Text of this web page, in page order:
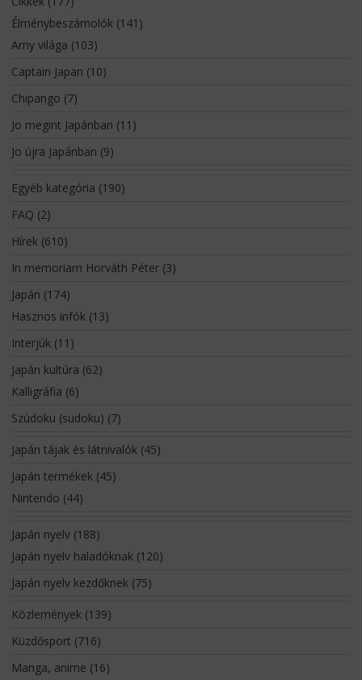
Élménybeszámolók(141)
Amy világa (103)
Captain Japan (10)
Chipango (7)
Jo megint Japánban (11)
Jo újra Japánban (9)
Egyéb kategória (190)
FAQ (2)
Hírek(610)
In memoriam Horváth Péter(3)
Japán (174)
Hasznos infók(13)
Interjúk(11)
Japán kultúra (62)
Kalligráfia (6)
Szúdoku (sudoku) (7)
Japán tájak és látnivalók(45)
Japán termékek(45)
Nintendo (44)
Japán nyelv(188)
Japán nyelv haladóknak(120)
Japán nyelv kezdőknek(75)
Közlemények(139)
Küzdősport (716)
Manga, anime (16)